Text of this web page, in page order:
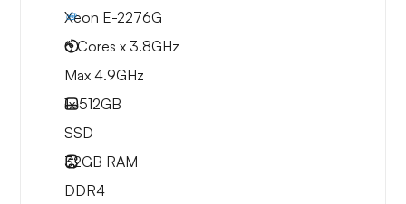
Xeon E-2276G
6 Cores x 3.8GHz
Max 4.9GHz
1x512GB
SSD
32GB RAM
DDR4